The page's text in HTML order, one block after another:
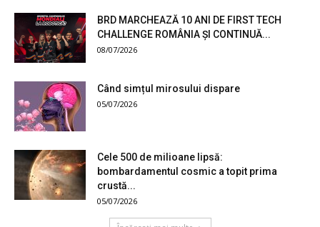
BRD MARCHEAZĂ 10 ANI DE FIRST TECH
CHALLENGE ROMÂNIA ȘI CONTINUĂ...
08/07/2026
Când simțul mirosului dispare
05/07/2026
Cele 500 de milioane lipsă:
bombardamentul cosmic a topit prima
crustă...
05/07/2026